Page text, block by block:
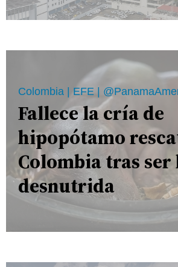
Colombia | EFE |
Fallece la cría de
hipopótamo
Colombia tras
desnutrida